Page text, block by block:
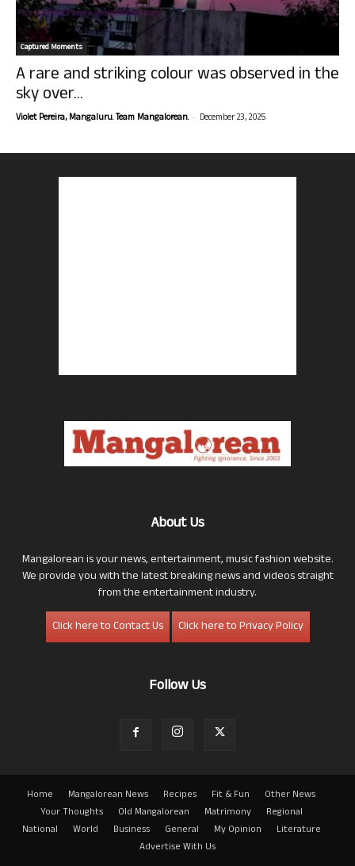
Captured Moments
A rare and striking colour was observed in the
sky over...
Violet Pereira, Mangaluru. Team Mangalorean. - December 23, 2025
About Us
Mangalorean is your news, entertainment, music fashion website.
We provide you with the latest breaking news and videos straight
from the entertainment industry.
Click here to Contact Us
Click here to Privacy Policy
Follow Us
Home Mangalorean News Recipes Fit & Fun
Other News
Your Thoughts
Old Mangalorean Matrimony
Regional
National
World Business General My Opinion
Literature
Advertise With Us